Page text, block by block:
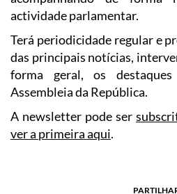
actividade parlamentar.
Terá periodicidade regular e
das principais notícias,
forma geral, os
Assembleia da República.
A newsletter pode ser
ver a primeira aqui.